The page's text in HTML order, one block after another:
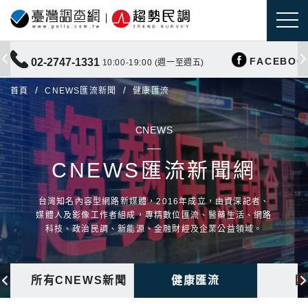
02-2747-1331 10:00-19:00 (週一至週五)
首頁 CNEWS匯流新聞 健康匯流
CNEWS
CNEWS匯流新聞網
台灣知名內容型網路新媒體，2016年成立，由資深記者、
媒體人及影像工作者組成，專精數位匯流、醫藥生活、網路
科技、政治民調、新能源、金融財經及企業公益領域。
所有CNEWS新聞 健康匯流